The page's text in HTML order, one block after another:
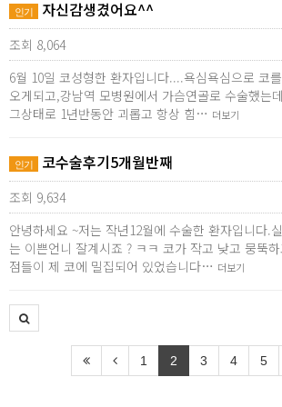
인기 자신감생겼어요^^
조회 8,064
6월 10일 코성형한 환자입니다....욕심욕심으로 코
오게되고,강남역 모병원에서 가슴연골로 수술했는
그상태로 1년반동안 괴롭고 항상 힘… 더보기
인기 코수술후기5개월반째
조회 9,634
안녕하세요 ~저는 작년12월에 수술한 환자입니다.
는 이쁜언니 잘계시죠 ? ㅋㅋ 코가 작고 낮고 뭉뚝
점들이 제 코에 밀집되어 있었습니다… 더보기
1 2 3 4 5